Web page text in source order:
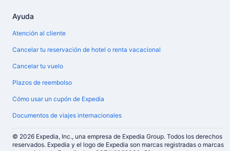
Ayuda
Atención al cliente
Cancelar tu reservación de hotel o renta vacacional
Cancelar tu vuelo
Plazos de reembolso
Cómo usar un cupón de Expedia
Documentos de viajes internacionales
© 2026 Expedia, Inc., una empresa de Expedia Group. Todos los derechos
reservados. Expedia y el logo de Expedia son marcas registradas o marcas